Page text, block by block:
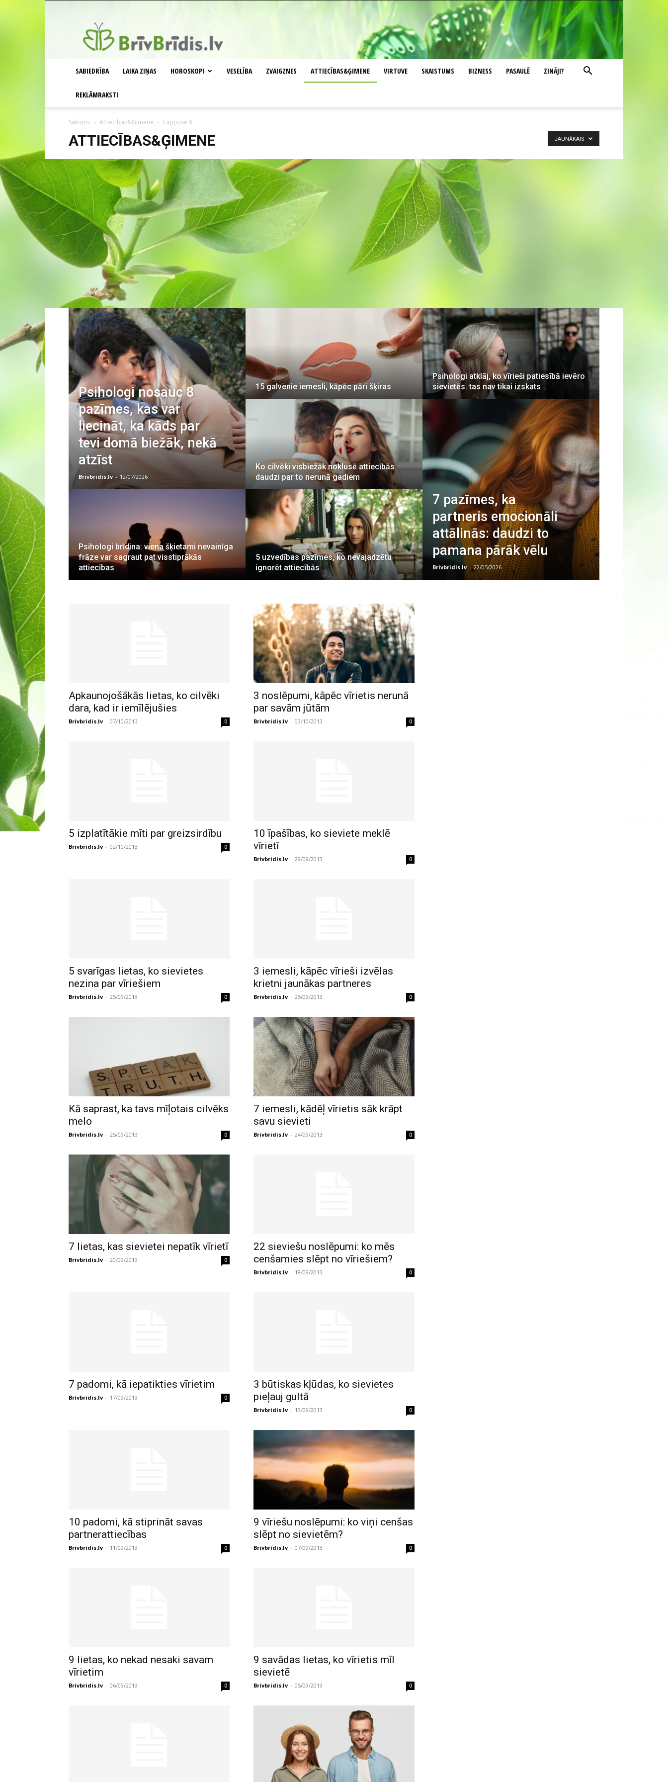
SABIEDRĪBA LAIKA ZIŅAS HOROSKOPI VESELĪBA ZVAIGZNES ATTIECĪBAS&ĢIMENE VIRTUVE SKAISTUMS BIZNESS PASAULĒ ZINĀJI?
REKLĀMRAKSTI
Sākums Attiecības&Ģimene Lappuse 9
ATTIECĪBAS&ĢIMENE JAUNĀKAIS
Psihologi nosauc 8
pazīmes, kas var
liecināt, ka kāds par
tevi domā biežāk, nekā
atzīst
Brivbridis.lv - 12/07/2026
Psihologi brīdina: viena šķietami nevainīga
frāze var sagraut pat visstiprākās
attiecības
15 galvenie iemesli, kāpēc pāri šķiras
Ko cilvēki visbiežāk noklusē attiecībās:
daudzi par to nerunā gadiem
5 uzvedības pazīmes, ko nevajadzētu
ignorēt attiecībās
Psihologi atklāj, ko vīrieši patiesībā ievēro
sievietēs: tas nav tikai izskats
7 pazīmes, ka
partneris emocionāli
attālinās: daudzi to
pamana pārāk vēlu
Brivbridis.lv - 22/05/2026
Apkaunojošākās lietas, ko cilvēki
dara, kad ir iemīlējušies
Brivbridis.lv - 07/10/2013 0
3 noslēpumi, kāpēc vīrietis nerunā
par savām jūtām
Brivbridis.lv - 03/10/2013 0
5 izplatītākie mīti par greizsirdību
Brivbridis.lv - 02/10/2013 0
10 īpašības, ko sieviete meklē
vīrietī
Brivbridis.lv - 29/09/2013 0
5 svarīgas lietas, ko sievietes
nezina par vīriešiem
Brivbridis.lv - 25/09/2013 0
3 iemesli, kāpēc vīrieši izvēlas
krietni jaunākas partneres
Brivbridis.lv - 25/09/2013 0
Kā saprast, ka tavs mīļotais cilvēks
melo
Brivbridis.lv - 25/09/2013 0
7 iemesli, kādēļ vīrietis sāk krāpt
savu sievieti
Brivbridis.lv - 24/09/2013 0
7 lietas, kas sievietei nepatīk vīrietī
Brivbridis.lv - 20/09/2013 0
22 sieviešu noslēpumi: ko mēs
cenšamies slēpt no vīriešiem?
Brivbridis.lv - 18/09/2013 0
7 padomi, kā iepatikties vīrietim
Brivbridis.lv - 17/09/2013 0
3 būtiskas kļūdas, ko sievietes
pieļauj gultā
Brivbridis.lv - 13/09/2013 0
10 padomi, kā stiprināt savas
partnerattiecības
Brivbridis.lv - 11/09/2013 0
9 vīriešu noslēpumi: ko viņi cenšas
slēpt no sievietēm?
Brivbridis.lv - 07/09/2013 0
9 lietas, ko nekad nesaki savam
vīrietim
Brivbridis.lv - 06/09/2013 0
9 savādas lietas, ko vīrietis mīl
sievietē
Brivbridis.lv - 05/09/2013 0